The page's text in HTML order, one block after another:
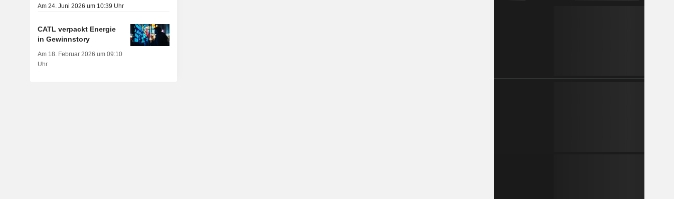
Am 24. Juni 2026 um 10:39 Uhr
CATL verpackt Energie
in Gewinnstory
Am 18. Februar 2026 um 09:10
Uhr